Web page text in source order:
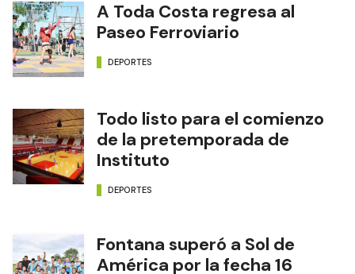
A Toda Costa regresa al
Paseo Ferroviario
DEPORTES
Todo listo para el comienzo
de la pretemporada de
Instituto
DEPORTES
Fontana superó a Sol de
América por la fecha 16